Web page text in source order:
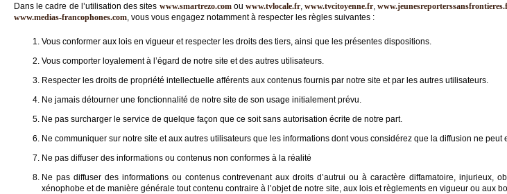
Dans le cadre de l’utilisation des sites www.smartrezo.comou www.tvlocale.fr,www.tvcitoyenne.fr,
www.medias-francophones.com, vous vous engagez notamment à respecter les règles suivantes :
Vous conformer aux lois en vigueur et respecter les droits des tiers, ainsi que les présentes dispositions.
Vous comporter loyalement à l’égard de notre site et des autres utilisateurs.
Respecter les droits de propriété intellectuelle afférents aux contenus fournis par notre site et par les autres utilisateurs.
Ne jamais détourner une fonctionnalité de notre site de son usage initialement prévu.
Ne pas surcharger le service de quelque façon que ce soit sans autorisation écrite de notre part.
Ne communiquer sur notre site et aux autres utilisateurs que les informations dont vous considérez que la diffusion ne peut
Ne pas diffuser des informations ou contenus non conformes à la réalité
Ne pas diffuser des informations ou contenus contrevenant aux droits d’autrui ou à caractère diffamatoire, injurieux,
xénophobe et de manière générale tout contenu contraire à l’objet de notre site, aux lois et règlements en vigueur ou aux